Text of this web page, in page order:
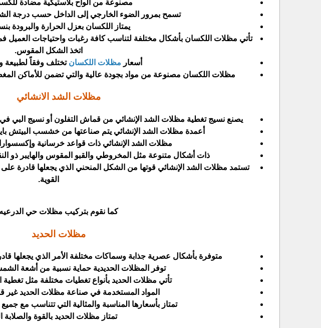
مصنوعة من ألواح بلاستيكية مضادة
تسمح بمرور الضوء الخارجي إلى الداخل حسب درجة
يمتاز اللكسان بعزل الحرارة والبرودة بنسبة
تأتي مظلات اللكسان بأشكال مختلفة لتناسب كافة رغبات واحتياجات
اتخذ الشكل المقوس.
أسعار مظلات اللكسان تختلف وفقاً
مظلات اللكسان مصنوعة من مواد بجودة عالية والتي تضمن للأماكن
مظلات الشد الانشائي
يصنع نسيج تغطية مظلات الشد الإنشائي من قماش التفلون أو نسيج
أعمدة مظلات الشد الإنشائي يتم صناعتها من خشسب البيتش
مظلات الشد الإنشائي ذات قواعد خرسانية
ذات أشكال متنوعة مثل المخروطي والقبو المقوس والهايبر ذو
تستمد مظلات الشد الإنشائي قوتها من الشكل المنحني الذي يجعلها قادرة
القوية.
كما نقومبتركيب مظلات حي الدرعيه
مظلات الحديد
متوفرة بأشكال عصرية جذابة وسماكات مختلفة الأمر الذي يجعلها
توفر المظلات الحديدية حماية نسبية من أشعة
تأتي مظلات الحديد بأنواع تغطيات مختلفة مثل
المواد المستخدمة في صناعة مظلات الحديد غير
تمتاز بأسعارها المناسبة والمثالية التي تتناسب مع
تمتاز مظلات الحديد بالقوة والصلابة